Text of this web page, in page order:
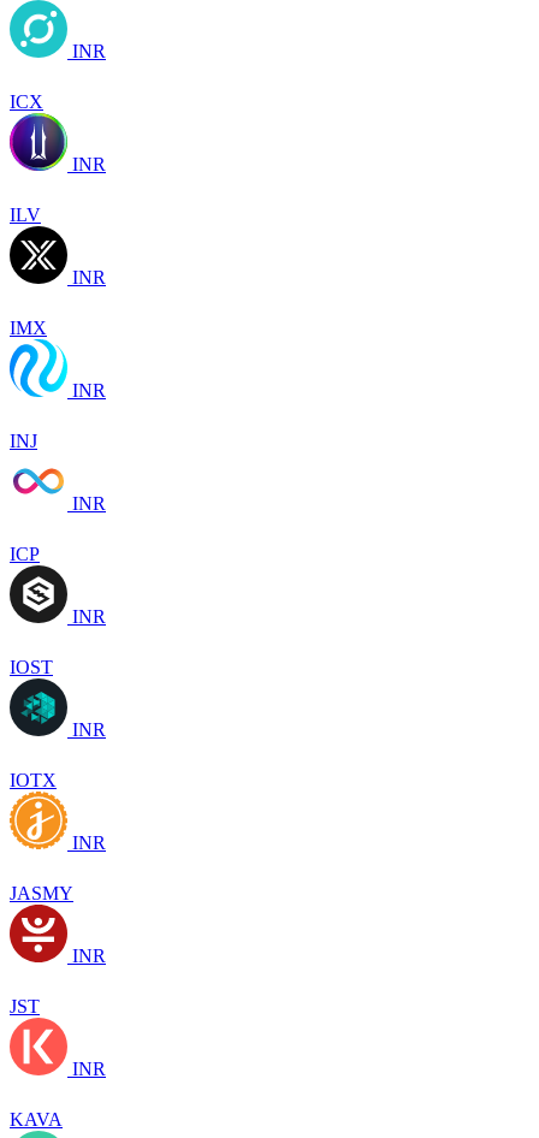
INR
ICX
INR
ILV
INR
IMX
INR
INJ
INR
ICP
INR
IOST
INR
IOTX
INR
JASMY
INR
JST
INR
KAVA